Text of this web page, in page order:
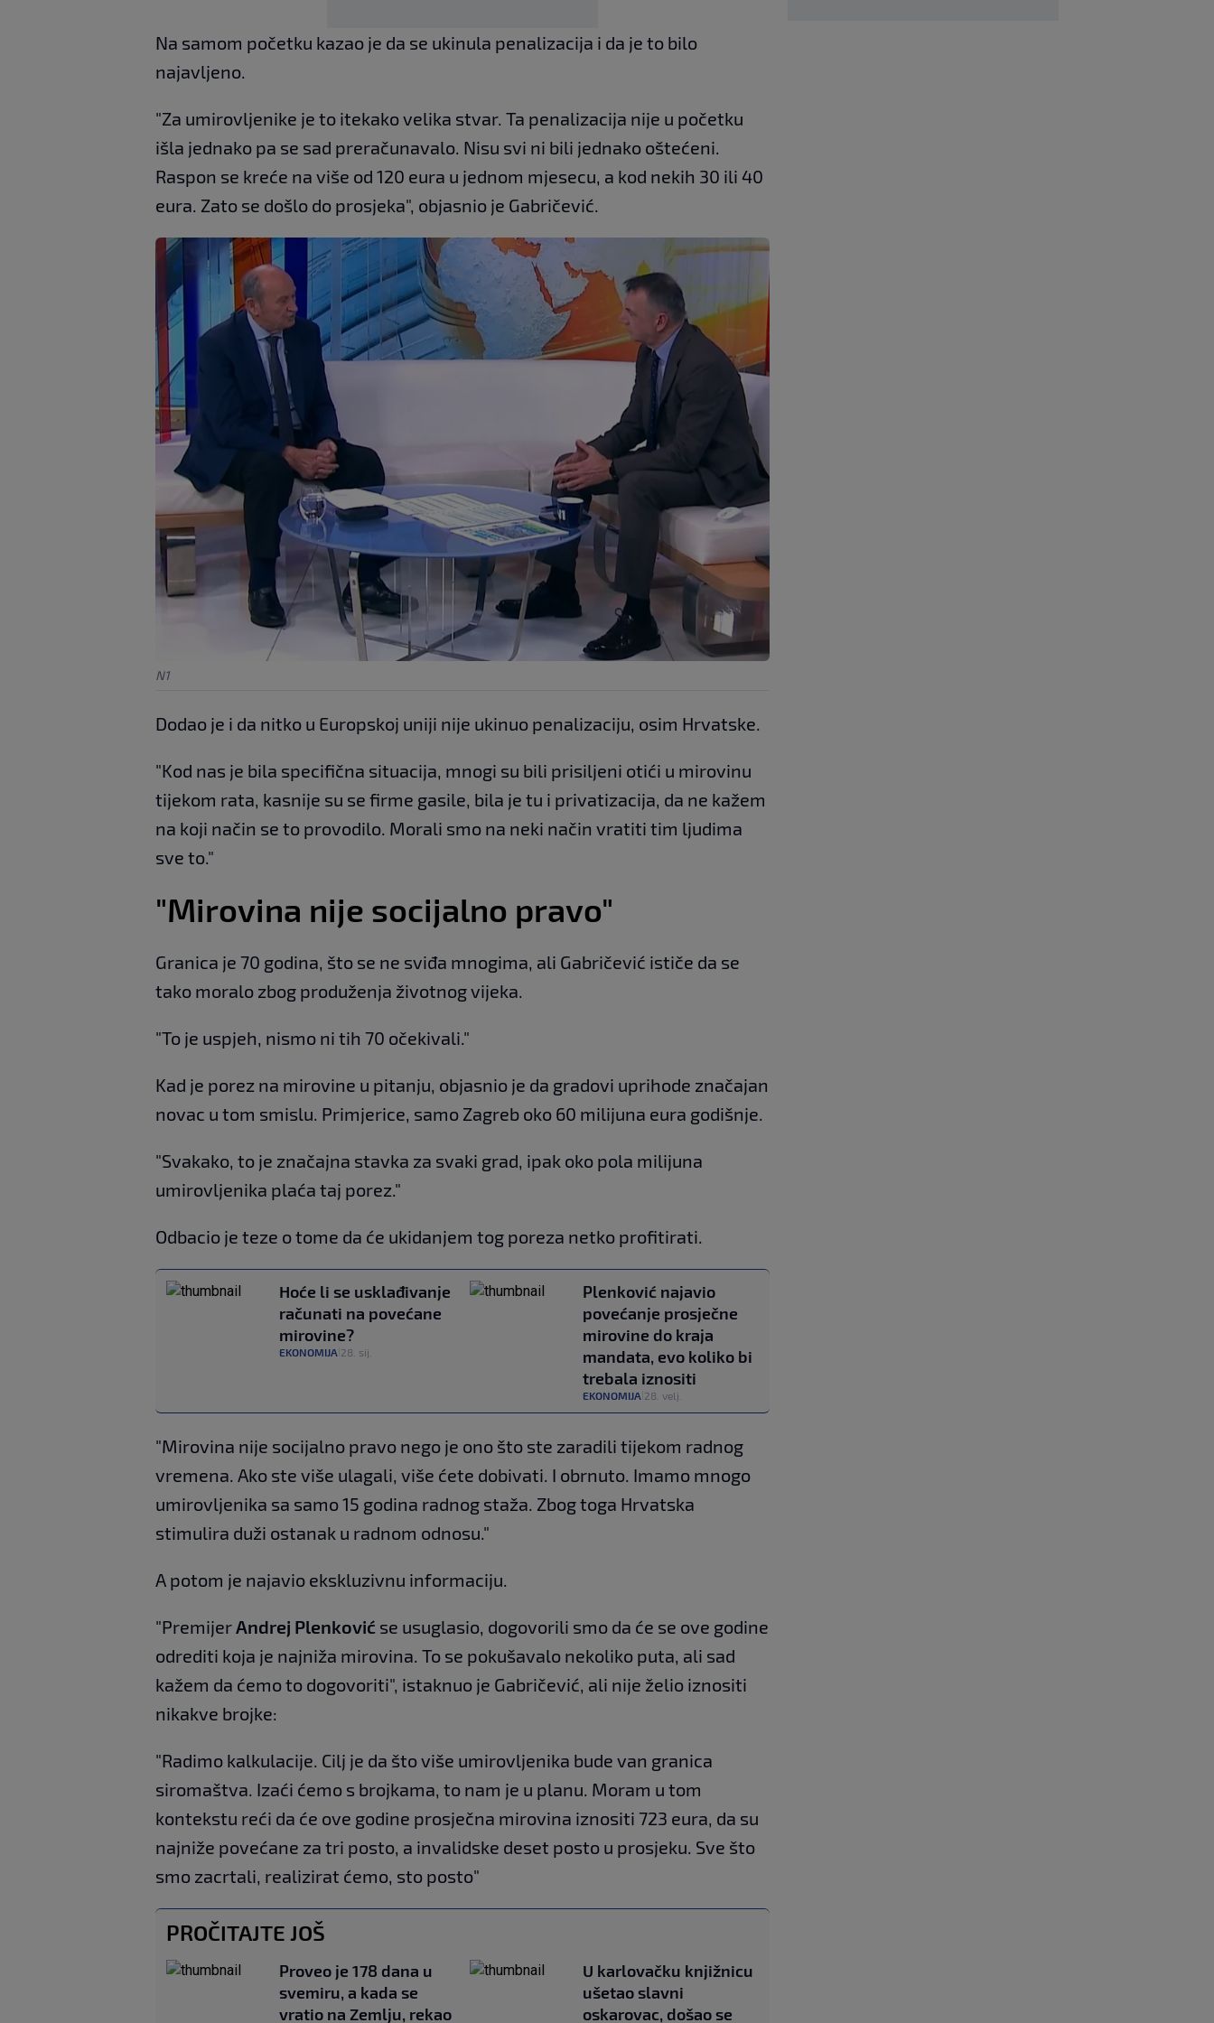
Na samom početku kazao je da se ukinula penalizacija i da je to bilo
najavljeno.
"Za umirovljenike je to itekako velika stvar. Ta penalizacija nije u početku
išla jednako pa se sad preračunavalo. Nisu svi ni bili jednako oštećeni.
Raspon se kreće na više od 120 eura u jednom mjesecu, a kod nekih 30 ili 40
eura. Zato se došlo do prosjeka", objasnio je Gabričević.
N1
Dodao je i da nitko u Europskoj uniji nije ukinuo penalizaciju, osim Hrvatske.
"Kod nas je bila specifična situacija, mnogi su bili prisiljeni otići u mirovinu
tijekom rata, kasnije su se firme gasile, bila je tu i privatizacija, da ne kažem
na koji način se to provodilo. Morali smo na neki način vratiti tim ljudima
sve to."
"Mirovina nije socijalno pravo"
Granica je 70 godina, što se ne sviđa mnogima, ali Gabričević ističe da se
tako moralo zbog produženja životnog vijeka.
"To je uspjeh, nismo ni tih 70 očekivali."
Kad je porez na mirovine u pitanju, objasnio je da gradovi uprihode značajan
novac u tom smislu. Primjerice, samo Zagreb oko 60 milijuna eura godišnje.
"Svakako, to je značajna stavka za svaki grad, ipak oko pola milijuna
umirovljenika plaća taj porez."
Odbacio je teze o tome da će ukidanjem tog poreza netko profitirati.
Hoće li se usklađivanje
računati na povećane
mirovine?
EKONOMIJA 28. sij.
Plenković najavio
povećanje prosječne
mirovine do kraja
mandata, evo koliko bi
trebala iznositi
EKONOMIJA 28. velj.
"Mirovina nije socijalno pravo nego je ono što ste zaradili tijekom radnog
vremena. Ako ste više ulagali, više ćete dobivati. I obrnuto. Imamo mnogo
umirovljenika sa samo 15 godina radnog staža. Zbog toga Hrvatska
stimulira duži ostanak u radnom odnosu."
A potom je najavio ekskluzivnu informaciju.
"PremijerAndrej Plenković se usuglasio, dogovorili smo da će se ove godine
odrediti koja je najniža mirovina. To se pokušavalo nekoliko puta, ali sad
kažem da ćemo to dogovoriti", istaknuo je Gabričević, ali nije želio iznositi
nikakve brojke:
"Radimo kalkulacije. Cilj je da što više umirovljenika bude van granica
siromaštva. Izaći ćemo s brojkama, to nam je u planu. Moram u tom
kontekstu reći da će ove godine prosječna mirovina iznositi 723 eura, da su
najniže povećane za tri posto, a invalidske deset posto u prosjeku. Sve što
smo zacrtali, realizirat ćemo, sto posto"
PROČITAJTE JOŠ
Proveo je 178 dana u
svemiru, a kada se
vratio na Zemlju, rekao
U karlovačku knjižnicu
ušetao slavni
oskarovac, došao se